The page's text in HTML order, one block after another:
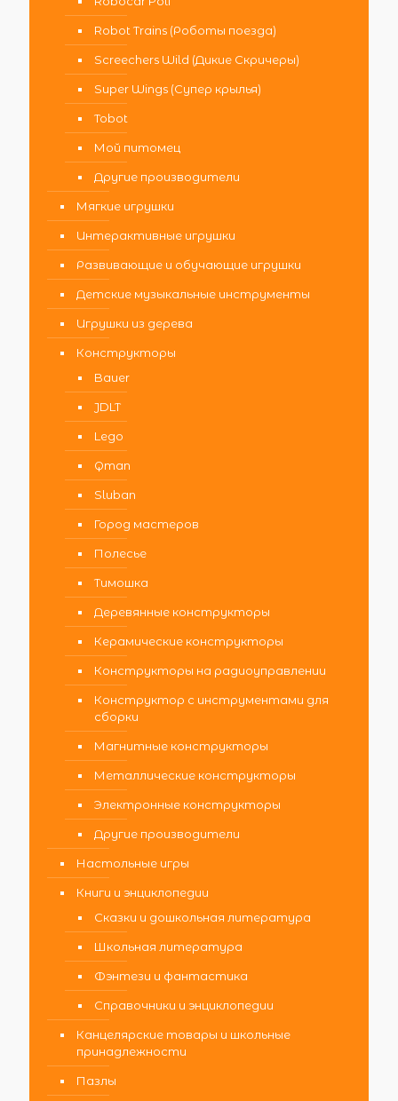
Robot Trains (Роботы поезда)
Screechers Wild (Дикие Скричеры)
Super Wings (Супер крылья)
Tobot
Мой питомец
Другие производители
Мягкие игрушки
Интерактивные игрушки
Развивающие и обучающие игрушки
Детские музыкальные инструменты
Игрушки из дерева
Конструкторы
Bauer
JDLT
Lego
Qman
Sluban
Город мастеров
Полесье
Тимошка
Деревянные конструкторы
Керамические конструкторы
Конструкторы на радиоуправлении
Конструктор с инструментами для
сборки
Магнитные конструкторы
Металлические конструкторы
Электронные конструкторы
Другие производители
Настольные игры
Книги и энциклопедии
Сказки и дошкольная литература
Школьная литература
Фэнтези и фантастика
Справочники и энциклопедии
Канцелярские товары и школьные
принадлежности
Пазлы